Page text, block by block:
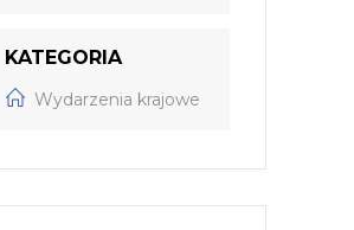
KATEGORIA
Wydarzenia krajowe